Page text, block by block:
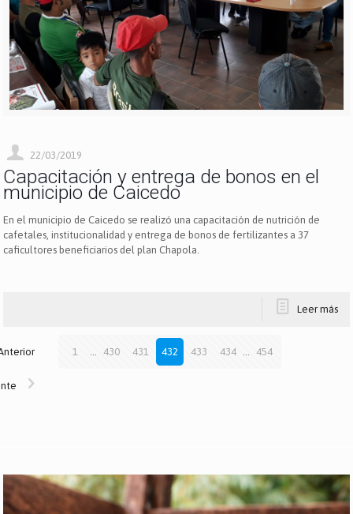
22/03/2019
Capacitación y entrega de bonos en el
municipio de Caicedo
En el municipio de Caicedo se realizó una capacitación de nutrición de
cafetales, institucionalidad y entrega de bonos de fertilizantes a 37
caficultores beneficiarios del plan Chapola.
Leer más
1 430 431 432 433 434 454